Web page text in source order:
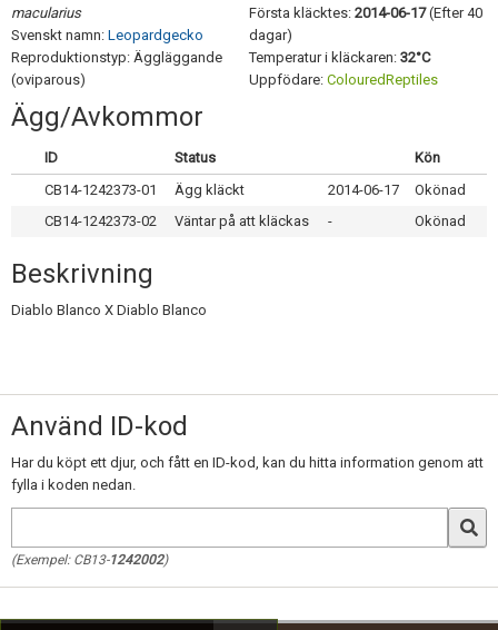
macularius
Svenskt namn: Leopardgecko
Reproduktionstyp: Äggläggande
(oviparous)
Första kläcktes: 2014-06-17(Efter 40
dagar)
Temperatur i kläckaren: 32°C
Uppfödare: ColouredReptiles
Ägg/Avkommor
ID Status
Kön
CB14-1242373-01
Ägg kläckt 2014-06-17
Okönad
CB14-1242373-02
Väntar på att kläckas - Okönad
Beskrivning
Diablo Blanco X Diablo Blanco
Använd ID-kod
Har du köpt ett djur, och fått en ID-kod, kan du hitta information genom att
fylla i koden nedan.
(Exempel: CB13-1242002)
Privacy Policy
Terms of Service